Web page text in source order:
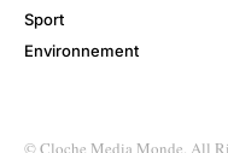
Sport
Environnement
© Cloche Media Monde. All